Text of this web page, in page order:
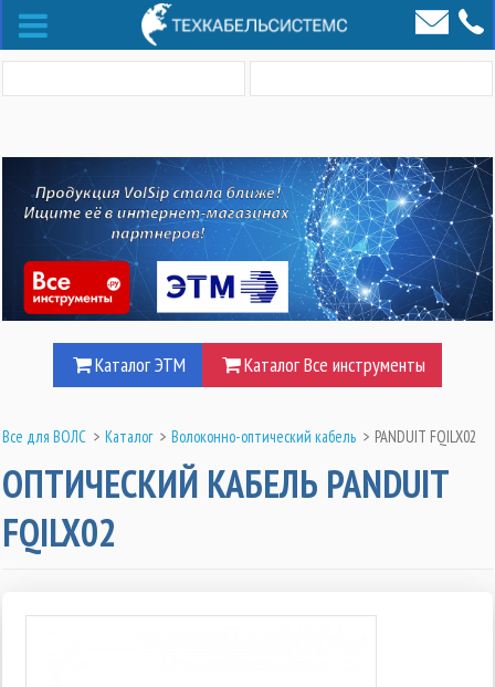
Каталог ЭТМ Каталог Все инструменты
Все для ВОЛС > Каталог > Волоконно-оптический кабель > PANDUIT FQILX02
ОПТИЧЕСКИЙ КАБЕЛЬ PANDUIT
FQILX02